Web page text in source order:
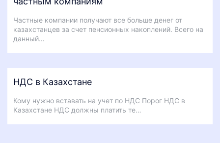
Частные компании получают все больше денег от
казахстанцев за счет пенсионных накоплений. Всего на
данный…
НДС в Казахстане
Кому нужно вставать на учет по НДС Порог НДС в
Казахстане НДС должны платить те…